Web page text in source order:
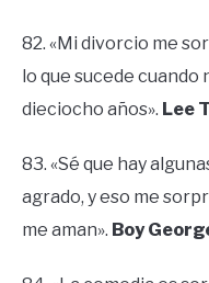
82. «Mi divorcio me
lo que sucede cuando
dieciocho años». Lee
83. «Sé que hay
agrado, y eso me
me aman». Boy